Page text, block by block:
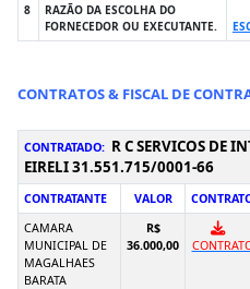
8
RAZÃO DA ESCOLHA DO
FORNECEDOR OU EXECUTANTE.
CONTRATOS & FISCAL DE
CONTRATADO: R C SERVICOS DE
EIRELI 31.551.715/0001-66
CONTRATANTE VALOR
CAMARA
MUNICIPAL DE
MAGALHAES
BARATA
R$
36.000,00